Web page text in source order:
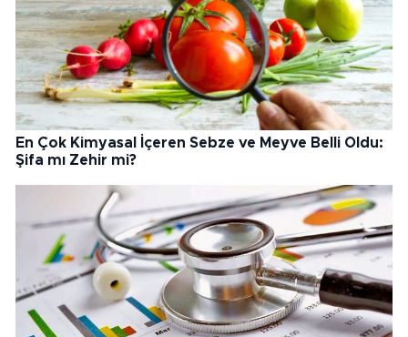
En Çok Kimyasal İçeren Sebze ve Meyve Belli Oldu:
Şifa mı Zehir mi?